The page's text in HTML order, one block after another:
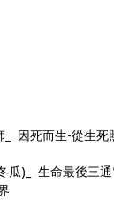
_ 因死而生-從生死
瓜)_ 生命最後三